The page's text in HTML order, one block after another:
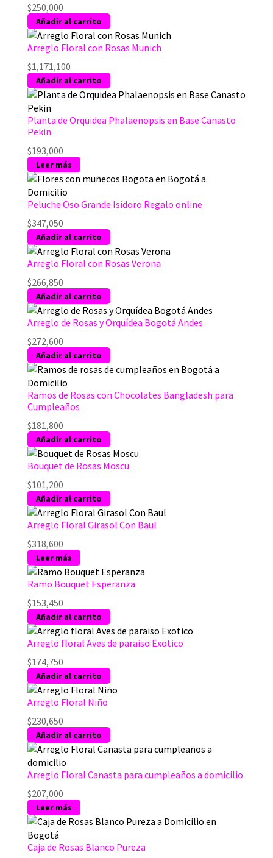
página
de
$250,000
Añadir al carrito
Arreglo Floral con Rosas Munich
$1,171,100
Añadir al carrito
Planta de Orquidea Phalaenopsis en Base Canasto
Pekin
$193,000
Leer más
Peluche Oso Grande Isidoro Regalo online
$347,050
Añadir al carrito
Arreglo Floral con Rosas Verona
$266,850
Añadir al carrito
Arreglo de Rosas y Orquídea Bogotá Andes
$272,600
Añadir al carrito
Ramos de Rosas con Chocolates Bangladesh para
Cumpleaños
$181,800
Añadir al carrito
Bouquet de Rosas Moscu
$101,200
Añadir al carrito
Arreglo Floral Girasol Con Baul
$318,600
Leer más
Ramo Bouquet Esperanza
$153,450
Añadir al carrito
Arreglo floral Aves de paraiso Exotico
$174,750
Añadir al carrito
Arreglo Floral Niño
$230,650
Añadir al carrito
Arreglo Floral Canasta para cumpleaños a domicilio
$207,000
Leer más
Caja de Rosas Blanco Pureza